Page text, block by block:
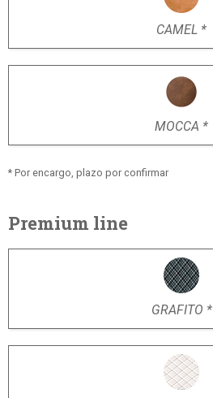
CAMEL *
MOCCA *
* Por encargo, plazo por confirmar
Premium line
GRAFITO *